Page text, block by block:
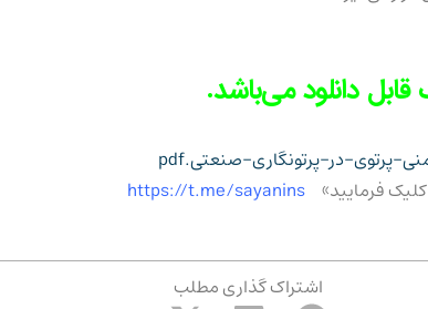
فرمایید» https://t.me/sayanins
اشتراک گذاری مطلب